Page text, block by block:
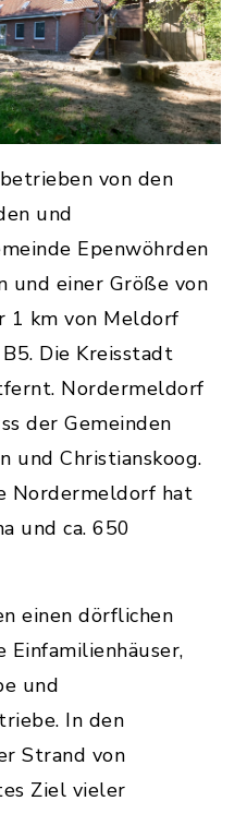
von den
und
Epenwöhrden
und einer Größe von
1 km von Meldorf
Die Kreisstadt
Nordermeldorf
der Gemeinden
und Christianskoog.
Nordermeldorf hat
und ca. 650
einen dörflichen
Einfamilienhäuser,
und
In den
Strand von
Ziel vieler